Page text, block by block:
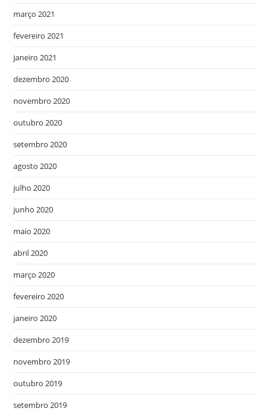
março 2021
fevereiro 2021
janeiro 2021
dezembro 2020
novembro 2020
outubro 2020
setembro 2020
agosto 2020
julho 2020
junho 2020
maio 2020
abril 2020
março 2020
fevereiro 2020
janeiro 2020
dezembro 2019
novembro 2019
outubro 2019
setembro 2019